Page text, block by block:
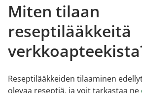
Miten tilaan
reseptilääkkeitä
Reseptilääkkeiden tilaaminen
olevaa reseptiä, ja voit tarkastaa ne